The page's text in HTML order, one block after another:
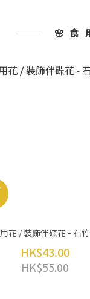
🌸食
花 / 裝飾伴碟花 - 石
HK$43.00
HK$55.00